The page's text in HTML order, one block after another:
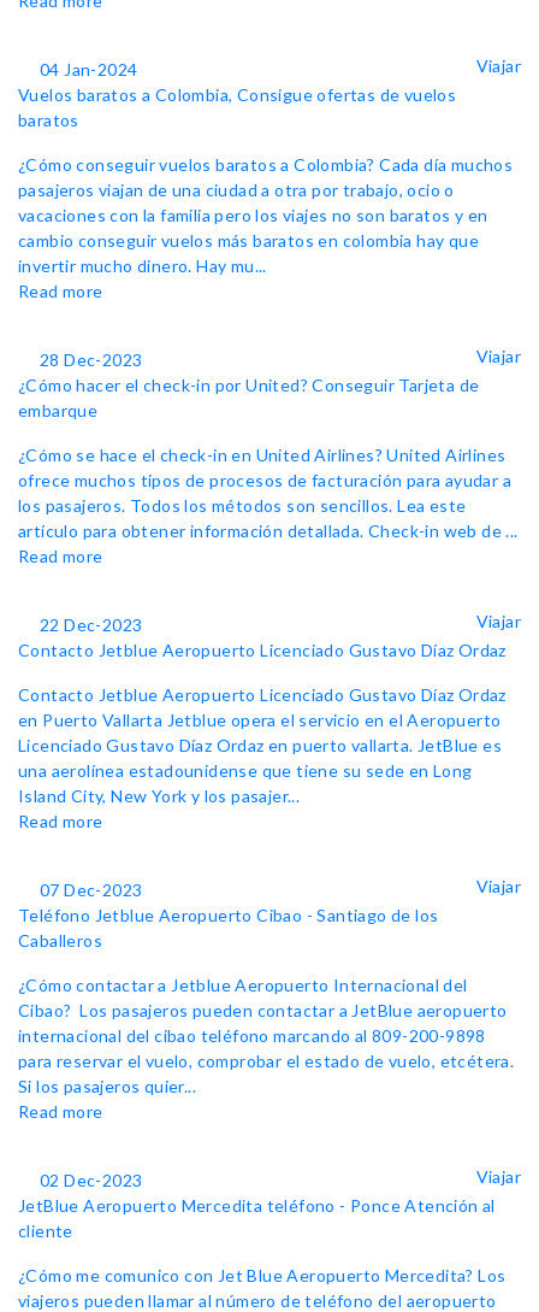
04 Jan-2024
Viajar
Vuelos baratos a Colombia, Consigue ofertas de vuelos
baratos
¿Cómo conseguir vuelos baratos a Colombia? Cada día muchos
pasajeros viajan de una ciudad a otra por trabajo, ocio o
vacaciones con la familia pero los viajes no son baratos y en
cambio conseguir vuelos más baratos en colombia hay que
invertir mucho dinero. Hay mu...
Read more
28 Dec-2023
Viajar
¿Cómo hacer el check-in por United? Conseguir Tarjeta de
embarque
¿Cómo se hace el check-in en United Airlines? United Airlines
ofrece muchos tipos de procesos de facturación para ayudar a
los pasajeros. Todos los métodos son sencillos. Lea este
artículo para obtener información detallada. Check-in web de ...
Read more
22 Dec-2023
Viajar
Contacto Jetblue Aeropuerto Licenciado Gustavo Díaz Ordaz
Contacto Jetblue Aeropuerto Licenciado Gustavo Díaz Ordaz
en Puerto Vallarta Jetblue opera el servicio en el Aeropuerto
Licenciado Gustavo Díaz Ordaz en puerto vallarta. JetBlue es
una aerolínea estadounidense que tiene su sede en Long
Island City, New York y los pasajer...
Read more
07 Dec-2023
Viajar
Teléfono Jetblue Aeropuerto Cibao - Santiago de los
Caballeros
¿Cómo contactar a Jetblue Aeropuerto Internacional del
Cibao? Los pasajeros pueden contactar a JetBlue aeropuerto
internacional del cibao teléfono marcando al 809-200-9898
para reservar el vuelo, comprobar el estado de vuelo, etcétera.
Si los pasajeros quier...
Read more
02 Dec-2023
Viajar
JetBlue Aeropuerto Mercedita teléfono - Ponce Atención al
cliente
¿Cómo me comunico con Jet Blue Aeropuerto Mercedita? Los
viajeros pueden llamar al número de teléfono del aeropuerto